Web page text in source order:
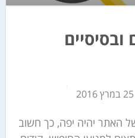
ובסיסיים
25 במרץ 2016
האתר יהיה יפה, כך חשוב